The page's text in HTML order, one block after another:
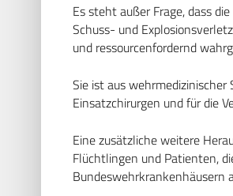
Es steht außer Frage, dass
Schuss- und
und ressourcenfordernd
Sie ist aus
Einsatzchirurgen und für die
Eine zusätzliche weitere
Flüchtlingen und Patienten,
Bundeswehrkrankenhäusern